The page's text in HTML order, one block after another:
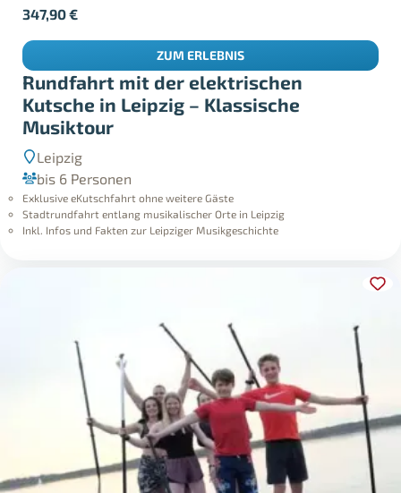
Rundfahrt mit der elektrischen
Kutsche in Leipzig – Klassische
Musiktour
Leipzig
bis 6 Personen
Exklusive eKutschfahrt ohne weitere Gäste
Stadtrundfahrt entlang musikalischer Orte in Leipzig
Inkl. Infos und Fakten zur Leipziger Musikgeschichte
347,90€
ZUM ERLEBNIS